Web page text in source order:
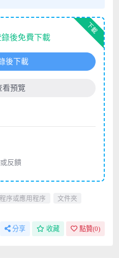
下載
後免費下載
後下載
看預覽
反饋
序或應用程序
文件夾
分享 收藏 點贊(0)